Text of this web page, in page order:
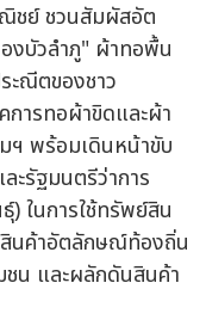
ชย์ ชวนสัมผัสอัต
งบัวลำภู" ผ้าทอพื้น
ะณีตของชาว
ารทอผ้าขิดและผ้า
ฯ พร้อมเดินหน้าขับ
ะรัฐมนตรีว่าการ
ในการใช้ทรัพย์สิน
นค้าอัตลักษณ์ท้องถิ่น
ชน และผลักดันสินค้า